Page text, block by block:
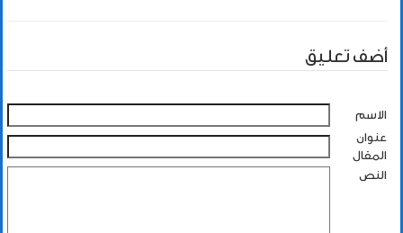
أضف تعليق
الاسم
عنوان
المقال
النص